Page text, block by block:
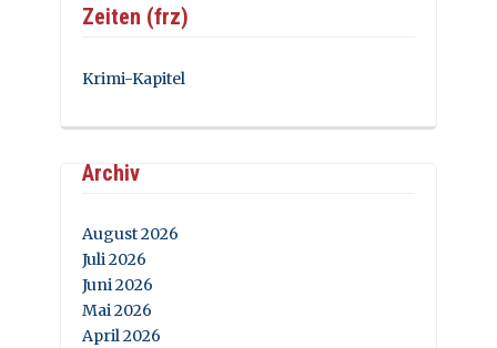
Zeiten (frz)
Krimi-Kapitel
Archiv
August 2026
Juli 2026
Juni 2026
Mai 2026
April 2026